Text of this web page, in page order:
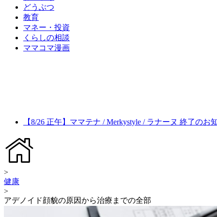
どうぶつ
教育
マネー・投資
くらしの相談
ママコマ漫画
【8/26 正午】ママテナ / Merkystyle / ラナーヌ 終了のお
>
健康
>
アデノイド顔貌の原因から治療までの全部